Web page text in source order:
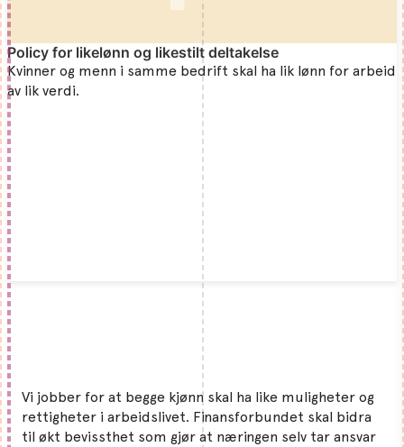
Policy for likelønn og likestilt deltakelse
Kvinner og menn i samme bedrift skal ha lik lønn for arbeid
av lik verdi.
Vi jobber for at begge kjønn skal ha like muligheter og
rettigheter i arbeidslivet. Finansforbundet skal bidra
til økt bevissthet som gjør at næringen selv tar ansvar